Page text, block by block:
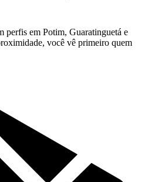
perfis em Potim, Guaratinguetá e
você vê primeiro quem